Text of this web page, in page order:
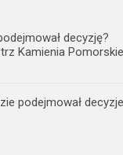
decyzję?
Kamienia
podejmował